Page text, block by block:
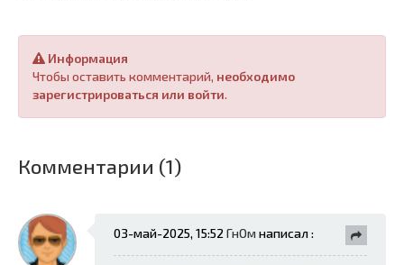
Информация
Чтобы оставить комментарий, необходимо
зарегистрироваться или войти.
Комментарии (1)
03-май-2025, 15:52 ГнОм написал :